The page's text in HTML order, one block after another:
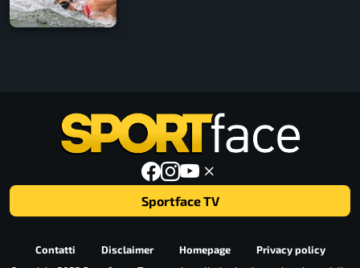
Sportface TV
Contatti Disclaimer Homepage
Privacy policy